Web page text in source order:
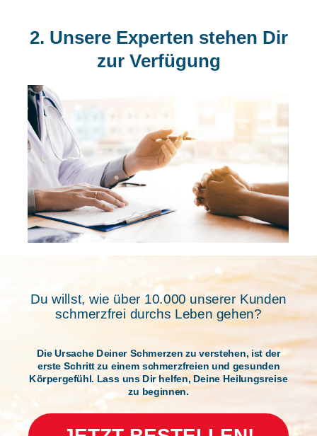
2. Unsere Experten stehen Dir
zur Verfügung
Die Ursache Deiner Schmerzen zu verstehen, ist der
erste Schritt zu einem schmerzfreien und gesunden
Körpergefühl. Lass uns Dir helfen, Deine Heilungsreise
zu beginnen.
Du willst, wie über 10.000 unserer Kunden
schmerzfrei durchs Leben gehen?